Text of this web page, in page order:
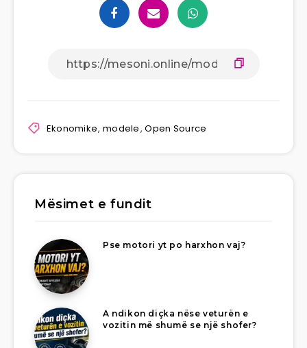
Ekonomike, modele,Open Source
Mësimet e fundit
Pse motori yt po harxhon vaj?
A ndikon diçka nëse veturën e
vozitin më shumë se një shofer?